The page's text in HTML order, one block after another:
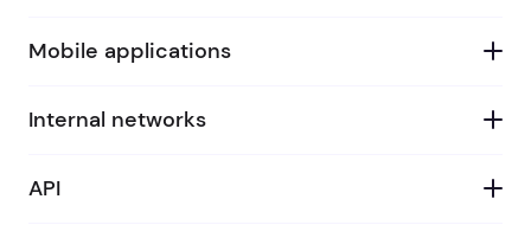
Mobile applications
Internal networks
API